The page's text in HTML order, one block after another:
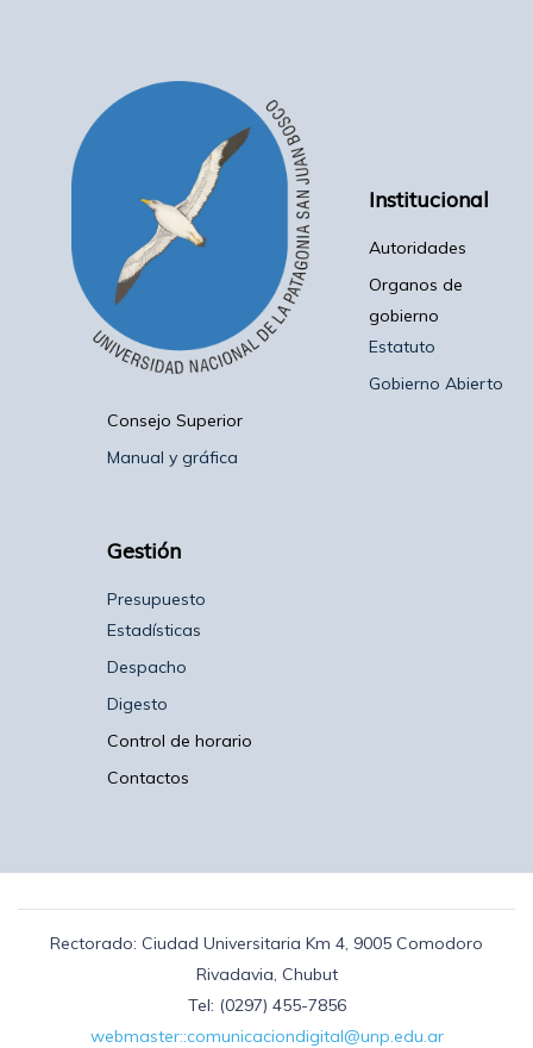
Institucional
Autoridades
Organos de
gobierno
Estatuto
Gobierno Abierto
Consejo Superior
Manual y gráfica
Gestión
Presupuesto
Estadísticas
Despacho
Digesto
Control de horario
Contactos
Rectorado: Ciudad Universitaria Km 4, 9005 Comodoro
Rivadavia, Chubut
Tel: (0297) 455-7856
webmaster::comunicaciondigital@unp.edu.ar